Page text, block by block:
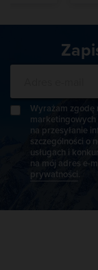
Wyrażam zgodę
marketingowych
na przesyłanie
szczególności o
usługach i
na mój adres e-
prywatności.